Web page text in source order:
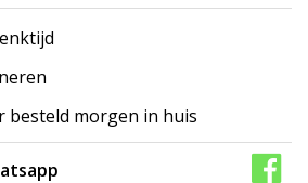
besteld morgen in huis